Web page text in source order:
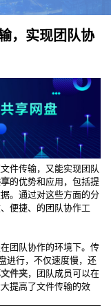
，实现团队协
件传输，又能实现团队
的优势和应用，包括提
。通过对这些方面的分
便捷、的团队协作工
团队协作的环境下。传
进行，不仅速度慢，还
件夹，团队成员可以在
提高了文件传输的效